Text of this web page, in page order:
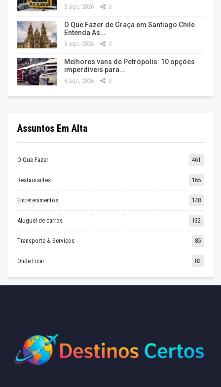
8 ago, 2026 0
O Que Fazer de Graça em Santiago Chile
Entenda As…
8 ago, 2026 0
Melhores vans de Petrópolis: 10 opções
imperdíveis para…
8 ago, 2026 0
Assuntos Em Alta
O Que Fazer 461
Restaurantes 165
Entretenimentos 148
Aluguel de carros 132
Transporte & Serviços 85
Onde Ficar 82